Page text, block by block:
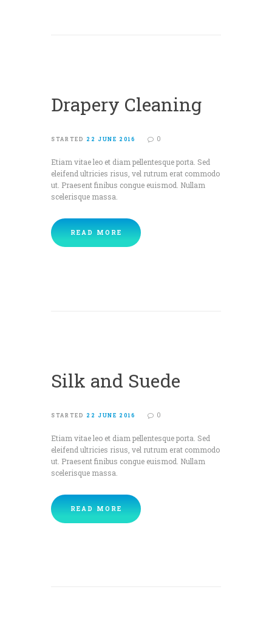
Drapery Cleaning
STARTED 22 JUNE 2016 0
Etiam vitae leo et diam pellentesque porta. Sed
eleifend ultricies risus, vel rutrum erat commodo
ut. Praesent finibus congue euismod. Nullam
scelerisque massa.
READ MORE
Silk and Suede
STARTED 22 JUNE 2016 0
Etiam vitae leo et diam pellentesque porta. Sed
eleifend ultricies risus, vel rutrum erat commodo
ut. Praesent finibus congue euismod. Nullam
scelerisque massa.
READ MORE